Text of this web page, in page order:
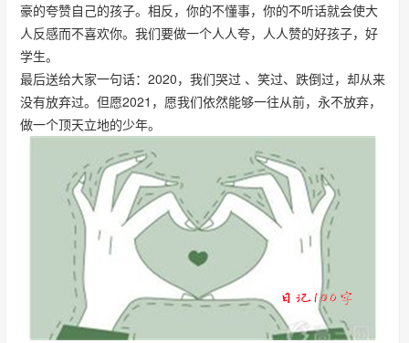
豪的夸赞自己的孩子。相反，你的不懂事，你的不听话就会使大
人反感而不喜欢你。我们要做一个人人夸，人人赞的好孩子，好
学生。
最后送给大家一句话：2020，我们哭过 、笑过、跌倒过，却从来
没有放弃过。但愿2021，愿我们依然能够一往从前，永不放弃，
做一个顶天立地的少年。